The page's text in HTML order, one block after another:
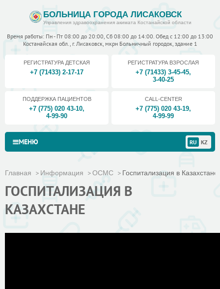
БОЛЬНИЦА ГОРОДА ЛИСАКОВСК
Управления здравоохранения акимата Костанайской области
Время работы: Пн - Пт 08:00 до 20:00, Сб 08:00 до 14:00. Обед с 12:00 до 13:00
Костанайская обл., г. Лисаковск, мкрн Больничный городок, здание 1
РЕГИСТРАТУРА ДЕТСКАЯ
+7 (71433) 2-17-17
РЕГИСТРАТУРА ВЗРОСЛАЯ
+7 (71433) 3-45-45,
3-40-25
ПОДДЕРЖКА ПАЦИЕНТОВ
+7 (775) 020 43-10,
4-99-90
CALL-CENTER
+7 (775) 020 43-19,
4-99-99
МЕНЮ RU KZ
Главная Информация ОСМС Госпитализация в Казахстане
ГОСПИТАЛИЗАЦИЯ В
КАЗАХСТАНЕ